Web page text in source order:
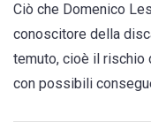
Ciò che Domenico
conoscitore della
temuto, cioè il rischio
con possibili